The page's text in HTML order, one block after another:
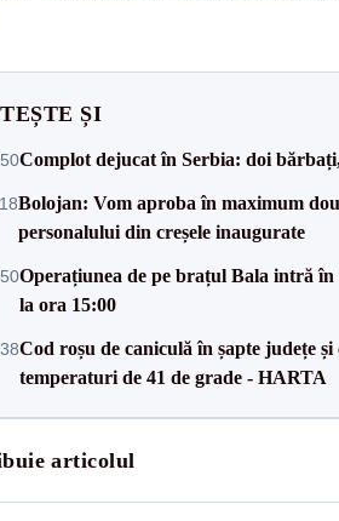
ȘI
Complot dejucat în Serbia: doi
Bolojan: Vom aproba în maximum
personalului din creșele inaugurate
Operațiunea de pe brațul Bala intră
la ora 15:00
Cod roșu de caniculă în șapte județe
temperaturi de 41 de grade - HARTA
articolul